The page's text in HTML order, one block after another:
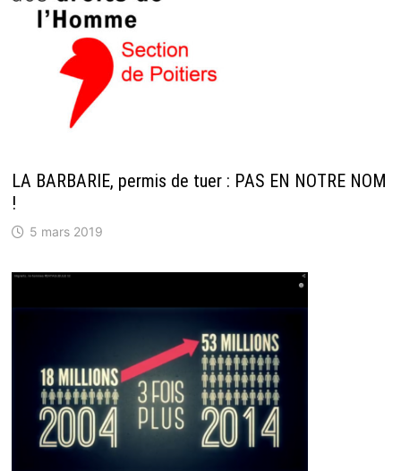
LA BARBARIE, permis de tuer : PAS EN NOTRE NOM
!
5 mars 2019